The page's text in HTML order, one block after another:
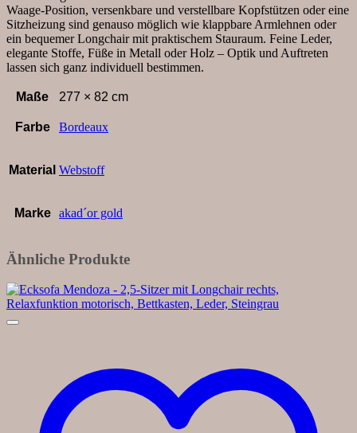
Waage-Position, versenkbare und verstellbare Kopfstützen oder eine
Sitzheizung sind genauso möglich wie klappbare Armlehnen oder
ein bequemer Longchair mit praktischem Stauraum. Feine Leder,
elegante Stoffe, Füße in Metall oder Holz – Optik und Auftreten
lassen sich ganz individuell bestimmen.
Maße 277 × 82 cm
Farbe Bordeaux
Material Webstoff
Marke akad´or gold
Ähnliche Produkte